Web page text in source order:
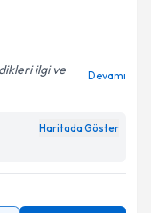
ilgi ve
Devamı
Haritada Göster